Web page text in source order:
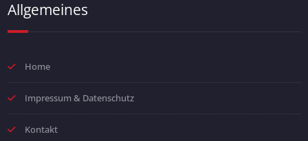
Allgemeines
Home
Impressum & Datenschutz
Kontakt